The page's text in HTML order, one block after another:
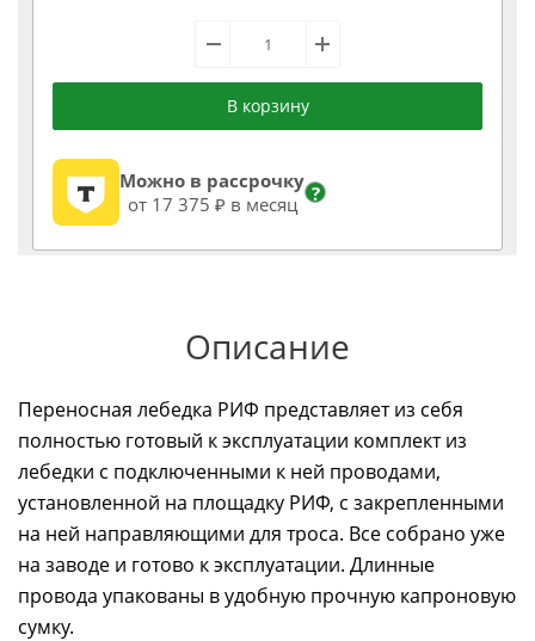
В корзину
Можно в рассрочку
от 17 375 ₽ в месяц
?
Описание
Переносная лебедка РИФ представляет из себя
полностью готовый к эксплуатации комплект из
лебедки с подключенными к ней проводами,
установленной на площадку РИФ, с закрепленными
на ней направляющими для троса. Все собрано уже
на заводе и готово к эксплуатации. Длинные
провода упакованы в удобную прочную капроновую
сумку.